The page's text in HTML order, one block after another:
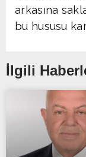
arkasına
bu hususu
İlgili